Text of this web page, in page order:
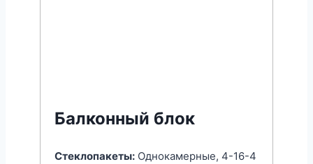
Балконный блок
Стеклопакеты: Однокамерные, 4-16-4